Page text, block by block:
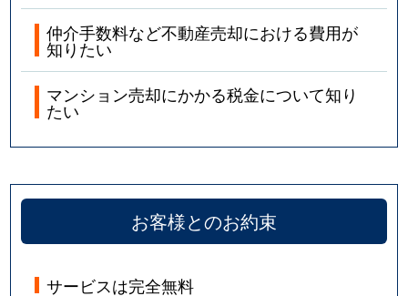
仲介手数料など不動産売却における費用が
知りたい
マンション売却にかかる税金について知り
たい
お客様とのお約束
サービスは完全無料